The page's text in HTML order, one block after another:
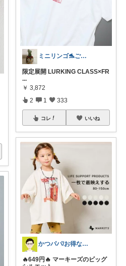
ミニリンゴ🐬ご縁に感謝🌻ありがとう
限定展開 LURKING CLASS×FR
...
￥ 3,872
2 1 333
コレ いいね
かつパパ/お得な子供服、育児商品の紹介✨
🔥649円🔥 マーキーズのビッグ